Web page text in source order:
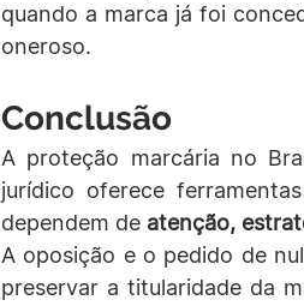
quando a marca já foi
oneroso.
Conclusão
A proteção marcária no
jurídico oferece
dependem de atenção,
A oposição e o pedido de
preservar a titularidade da